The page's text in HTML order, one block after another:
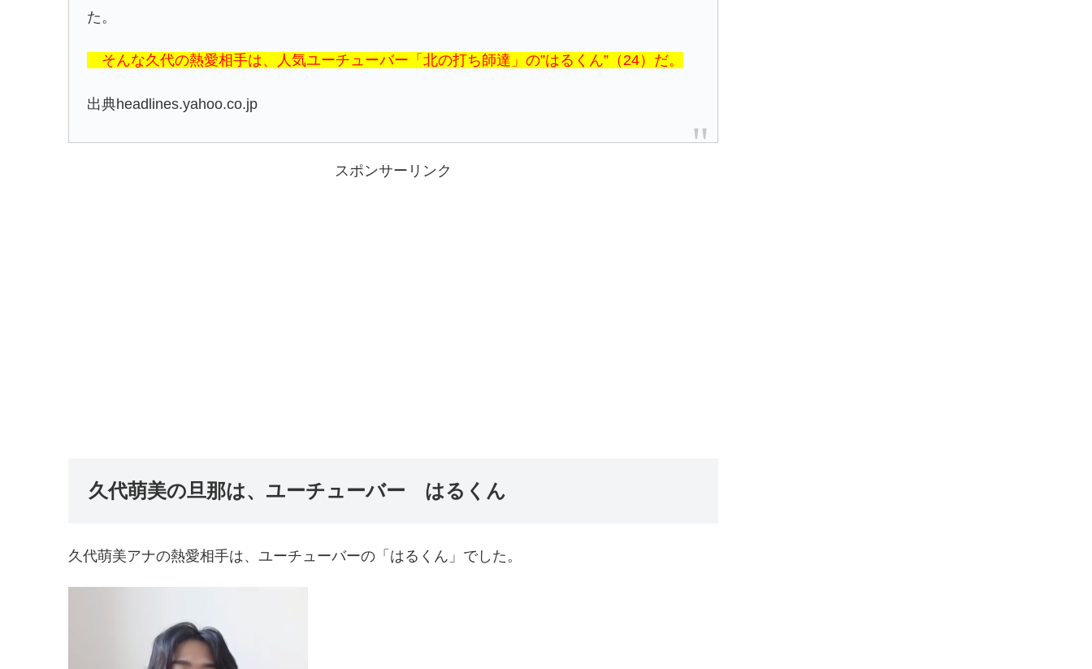
た。
そんな久代の熱愛相手は、人気ユーチューバー「北の打ち師達」の”はるくん”（24）だ。
出典headlines.yahoo.co.jp
スポンサーリンク
久代萌美の旦那は、ユーチューバー はるくん
久代萌美アナの熱愛相手は、ユーチューバーの「はるくん」でした。